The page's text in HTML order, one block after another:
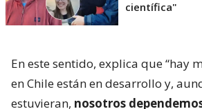
científica"
En este sentido, explica que “hay
en Chile están en desarrollo y,
estuvieran, nosotros